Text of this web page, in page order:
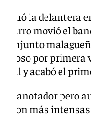
tomó la delantera
movió el
conjunto
por primera
y acabó el
anotador pero
más